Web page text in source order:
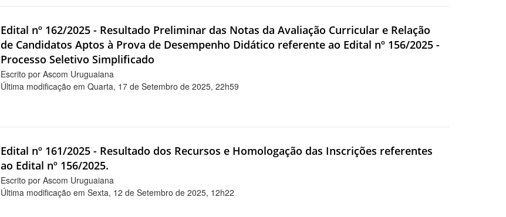
Edital nº 162/2025 - Resultado Preliminar das Notas da Avaliação Curricular e Relação
de Candidatos Aptos à Prova de Desempenho Didático referente ao Edital nº 156/2025 -
Processo Seletivo Simplificado
Escrito por Ascom Uruguaiana
Última modificação em Quarta, 17 de Setembro de 2025, 22h59
Edital nº 161/2025 - Resultado dos Recursos e Homologação das Inscrições referentes
ao Edital nº 156/2025.
Escrito por Ascom Uruguaiana
Última modificação em Sexta, 12 de Setembro de 2025, 12h22